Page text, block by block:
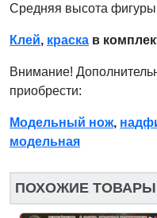
Средняя высота
Клей, краска в
Внимание!
приобрести:
Модельный нож,
модельная
ПОХОЖИЕ ТОВАРЫ